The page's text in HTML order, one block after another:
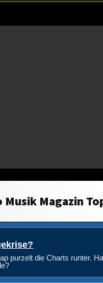
Musik Magazin
purzelt die Charts runter.